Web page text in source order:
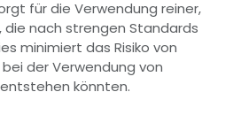
für die Verwendung reiner,
die nach strengen Standards
minimiert das Risiko von
der Verwendung von
könnten.